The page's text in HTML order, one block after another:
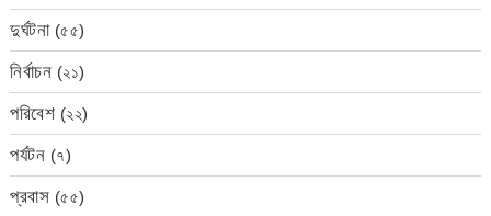
দুর্ঘটনা(৫৫)
নির্বাচন (২১)
পরিবেশ (২২)
পর্যটন (৭)
প্রবাস (৫৫)